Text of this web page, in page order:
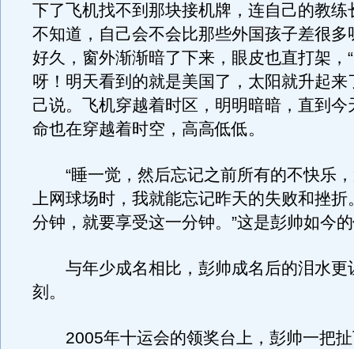
下了飞机找不到那块接机牌，连自己的教练
不知道，自己会不会比那些外国孩子差很多
好久，窗外渐渐暗了下来，眼皮也直打架，
呀！明天看到的就是美国了，太阳就升起来
己说。飞机穿越着时区，明明暗暗，直到今
命也在穿越着时空，高高低低。
“睡一觉，然后忘记之前所有的不快乐，
上网球场时，我就能忘记昨天的失败和挫折
分钟，就要享受这一分钟。”这是彭帅如今
与年少成名相比，彭帅成名后的泪水更
刻。
2005年十运会的领奖台上，彭帅一把扯